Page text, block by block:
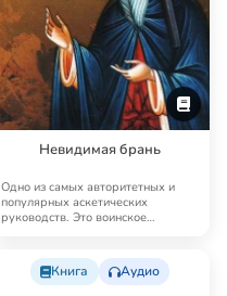
Невидимая брань
Одно из самых авторитетных и
популярных аскетических
руководств. Это воинское
Книга Аудио